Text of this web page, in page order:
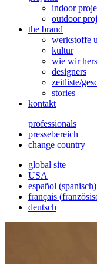
indoor
outdoor
the brand
werkstoffe
kultur
wie wir
designers
zeitliste/
stories
kontakt
professionals
pressebereich
change country
global site
USA
español (spanisch)
français (
deutsch